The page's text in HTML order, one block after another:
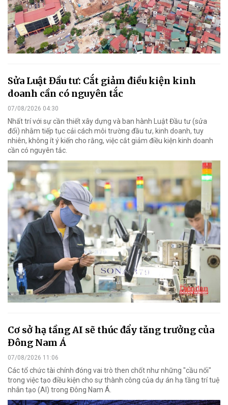
Sửa Luật Đầu tư: Cắt giảm điều kiện kinh
doanh cần có nguyên tắc
07/08/2026 04:30
Nhất trí với sự cần thiết xây dựng và ban hành Luật Đầu tư (sửa
đổi) nhằm tiếp tục cải cách môi trường đầu tư, kinh doanh, tuy
nhiên, không ít ý kiến cho rằng, việc cắt giảm điều kiện kinh doanh
cần có nguyên tắc.
Cơ sở hạ tầng AI sẽ thúc đẩy tăng trưởng của
Đông Nam Á
07/08/2026 11:06
Các tổ chức tài chính đóng vai trò then chốt như những "cầu nối"
trong việc tạo điều kiện cho sự thành công của dự án hạ tầng trí tuệ
nhân tạo (AI) trong Đông Nam Á.